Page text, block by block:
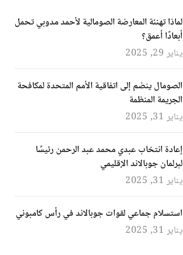
لماذا تهنئة المعارضة الصومالية لأحمد مدوبي تحمل
أبعادًا أعمق؟
يناير 29, 2025
الصومال ينضم إلى اتفاقية الأمم المتحدة لمكافحة
الجريمة المنظمة
يناير 31, 2025
إعادة انتخاب عبدي محمد عبد الرحمن رئيسًا
لبرلمان جوبالاند الإقليمي
يناير 31, 2025
استسلام جماعي لقوات جوبالاند في رأس كامبوني
يناير 31, 2025